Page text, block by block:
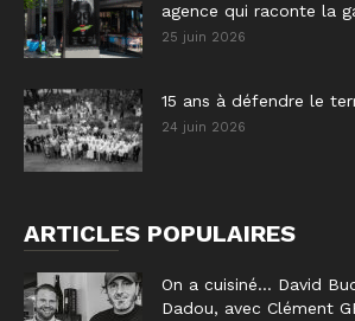
agence qui raconte la
25 juin 2026
15 ans à défendre le
24 juin 2026
ARTICLES POPULAIRES
On a cuisiné… David
Dadou, avec Clément